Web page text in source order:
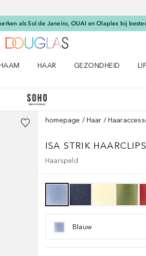
als Sol de Janeiro, OUAI en Olaplex bij
HAAR
GEZONDHEID
homepage Haar
ISA STRIK HAARCLIPS
Haarspeld
Blauw